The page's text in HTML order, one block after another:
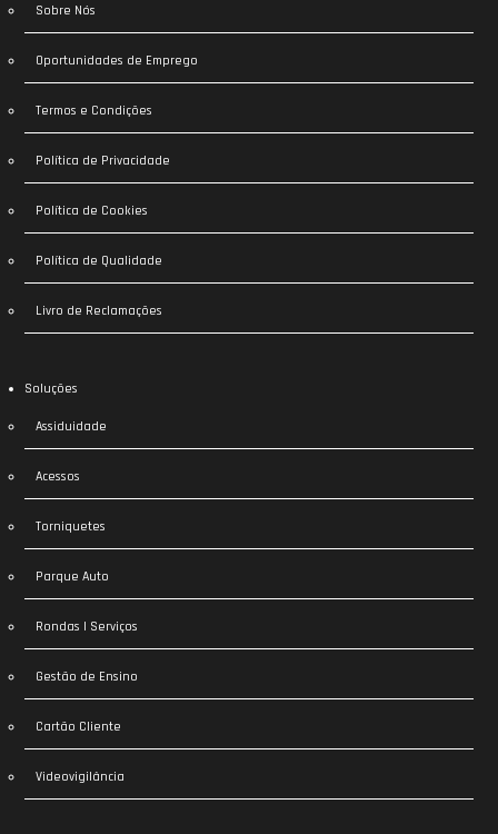
Sobre Nós
Oportunidades de Emprego
Termos e Condições
Política de Privacidade
Política de Cookies
Política de Qualidade
Livro de Reclamações
Soluções
Assiduidade
Acessos
Torniquetes
Parque Auto
Rondas | Serviços
Gestão de Ensino
Cartão Cliente
Videovigilância